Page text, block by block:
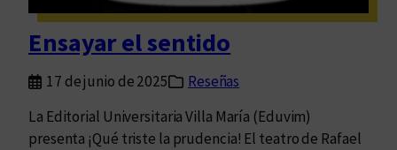
Ensayar el sentido
17 de junio de 2025
Reseñas
La Editorial Universitaria Villa María (Eduvim)
presenta ¡Qué triste la prudencia! El teatro de Rafael